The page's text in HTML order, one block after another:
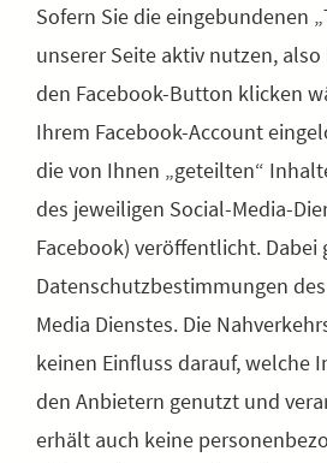
Sofern Sie die eingebundenen
unserer Seite aktiv nutzen,
den Facebook-Button klicken
Ihrem Facebook-Account
die von Ihnen „geteilten“
des jeweiligen Social-Media-
Facebook) veröffentlicht. Dabei
Datenschutzbestimmungen
Media Dienstes. Die
keinen Einfluss darauf, welche
den Anbietern genutzt und
erhält auch keine